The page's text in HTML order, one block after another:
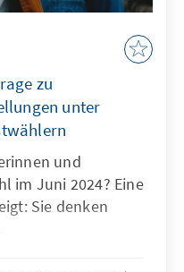
zu
unter
und
im Juni 2024? Eine
Sie denken